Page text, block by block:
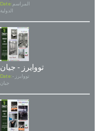
Date: المراسم
الدولية
تووايرز - جيان
Date:تووايرز -
جيان